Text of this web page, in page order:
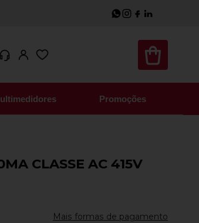
Promoções
CLASSE AC 415V
Mais formas de pagamento